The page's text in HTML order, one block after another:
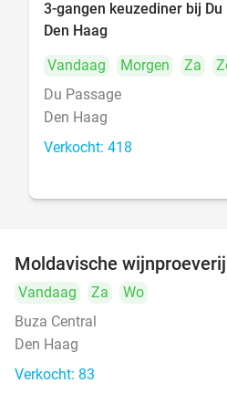
3-gangen keuzediner bij
Den Haag
Vandaag
Morgen Za
Du Passage
Den Haag
Verkocht: 418
Moldavische
Vandaag Za
Wo
Buza Central
Den Haag
Verkocht: 83